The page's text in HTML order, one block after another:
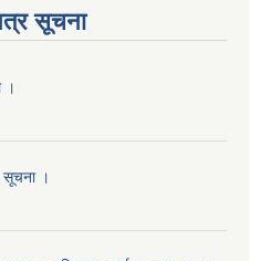
सूचना
।
सूचना ।